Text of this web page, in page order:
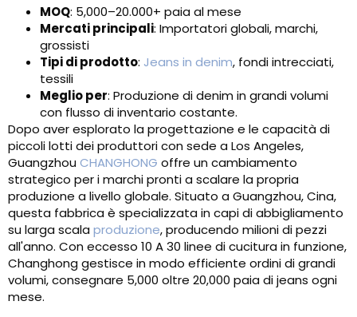
MOQ: 5,000–20.000+ paia al mese
Mercati principali: Importatori globali, marchi,
grossisti
Tipi di prodotto: Jeans in denim, fondi intrecciati,
tessili
Meglio per: Produzione di denim in grandi volumi
con flusso di inventario costante.
Dopo aver esplorato la progettazione e le capacità di
piccoli lotti dei produttori con sede a Los Angeles,
Guangzhou CHANGHONG offre un cambiamento
strategico per i marchi pronti a scalare la propria
produzione a livello globale. Situato a Guangzhou, Cina,
questa fabbrica è specializzata in capi di abbigliamento
su larga scala produzione, producendo milioni di pezzi
all'anno. Con eccesso 10 A 30 linee di cucitura in funzione,
Changhong gestisce in modo efficiente ordini di grandi
volumi, consegnare 5,000 oltre 20,000 paia di jeans ogni
mese.